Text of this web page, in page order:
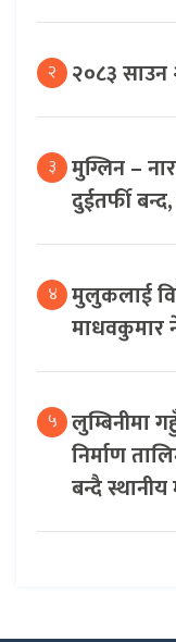
२ २०८३
३ मुग्लिन –
दुईतर्फी
४ मुलुकलाई
माधवकुमार
५ लुम्बिनीमा
निर्माण
बन्दै